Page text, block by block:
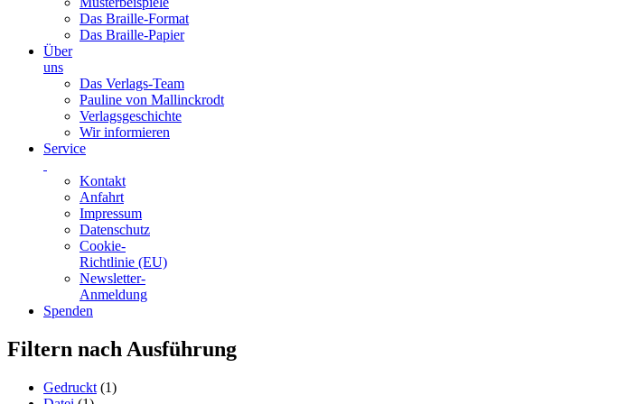
Das Braille-Format
Das Braille-Papier
Über
uns
Das Verlags-Team
Pauline von Mallinckrodt
Verlagsgeschichte
Wir informieren
Service
Kontakt
Anfahrt
Impressum
Datenschutz
Cookie-
Richtlinie (EU)
Newsletter-
Anmeldung
Spenden
Skip
to
Filtern nach Ausführung
Gedruckt (1)